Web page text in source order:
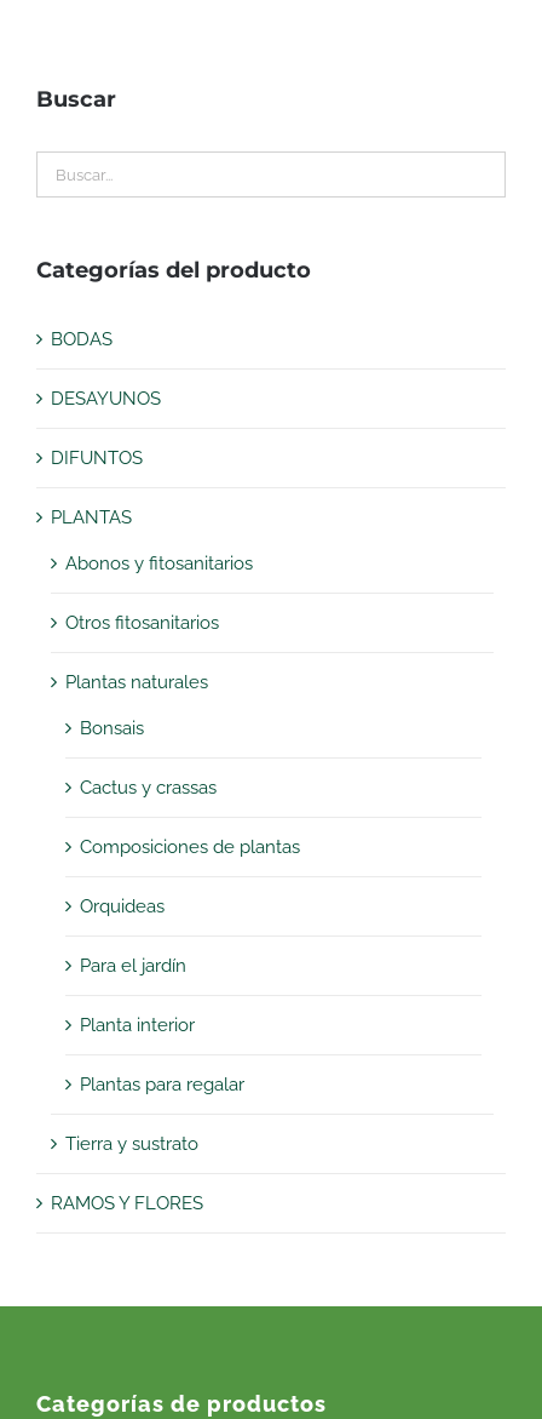
Buscar
Categorías del producto
BODAS
DESAYUNOS
DIFUNTOS
PLANTAS
Abonos y fitosanitarios
Otros fitosanitarios
Plantas naturales
Bonsais
Cactus y crassas
Composiciones de plantas
Orquideas
Para el jardín
Planta interior
Plantas para regalar
Tierra y sustrato
RAMOS Y FLORES
Categorías de productos